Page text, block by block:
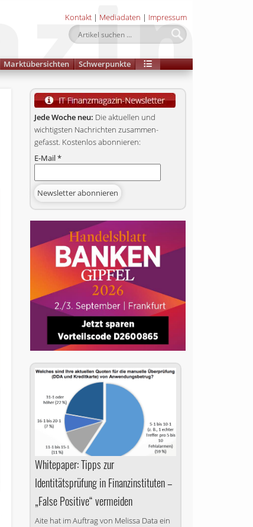
Kontakt | Mediadaten | Impressum
Marktübersichten Schwerpunkte
Jede Woche neu: Die aktuellen und
wichtigsten Nachrichten zusammen­
gefasst. Kostenlos abonnieren:
E-Mail*
Whitepaper: Tipps zur
Identitätsprüfung in Finanzinstituten –
„False Positive“ vermeiden
Aite hat im Auftrag von Melissa Data ein